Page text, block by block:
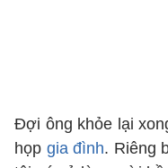
Đợi ông khỏe lại
họp gia đình. Riêng